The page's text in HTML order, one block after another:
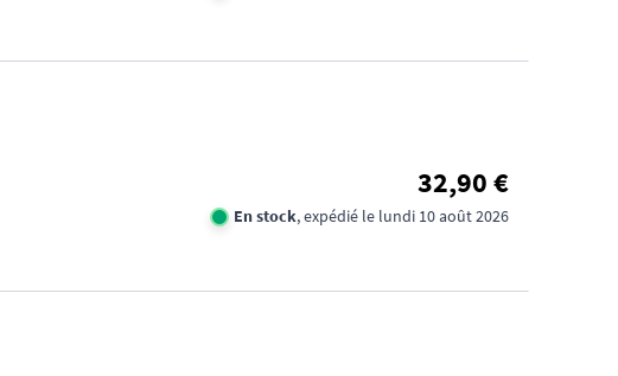
32,90 €
En stock, expédié le lundi 10 août 2026